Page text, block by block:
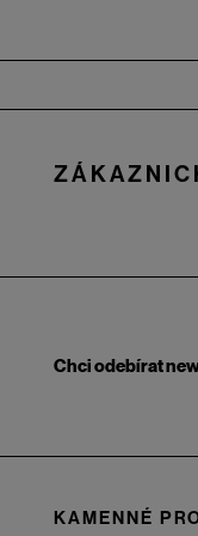
Chci odebírat
KAMENNÉ